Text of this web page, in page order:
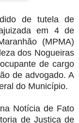
de tutela de
em 4 de
(MPMA)
dos Nogueiras
de cargo
de advogado. A
do Município.
Notícia de Fato
de Justiça de